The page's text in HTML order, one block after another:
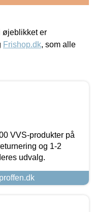
øjeblikket er
Frishop.dk, som alle
VVS-produkter på
og 1-2
udvalg.